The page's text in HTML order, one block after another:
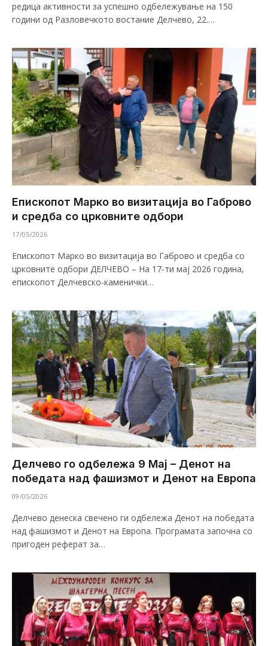
редица активности за успешно одбележување на 150
години од Разловечкото востание Делчево, 22.…
Епископот Марко во визитација во Габрово
и средба со црковните одбори
17/05/2026
Епископот Марко во визитација во Габрово и средба со
црковните одбори ДЕЛЧЕВО – На 17-ти мај 2026 година,
епископот Делчевско-каменички…
Делчево го одбележа 9 Мај – Денот на
победата над фашизмот и Денот на Европа
09/05/2026
Делчево денеска свечено ги одбележа Денот на победата
над фашизмот и Денот на Европа. Програмата започна со
пригоден реферат за…